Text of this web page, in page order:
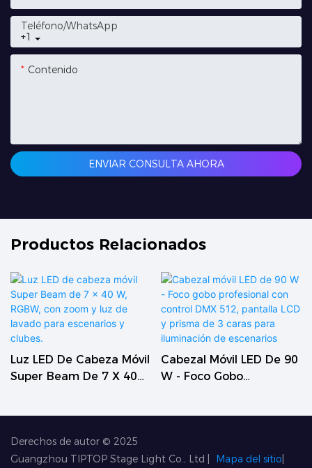
+1
Teléfono/WhatsApp
Contenido
ENVIAR CONSULTA AHORA
Productos Relacionados
Luz LED De Cabeza Móvil
Super Beam De 7 X 40
Cabezal Móvil LED De 90
W - Foco Gobo
Escenarios
Derechos de autor © 2025
Guangzhou TIPTOP Stage Light Co., Ltd
Mapa del sitio